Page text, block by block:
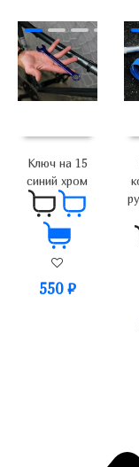
Ключ на 15
синий хром
550 ₽